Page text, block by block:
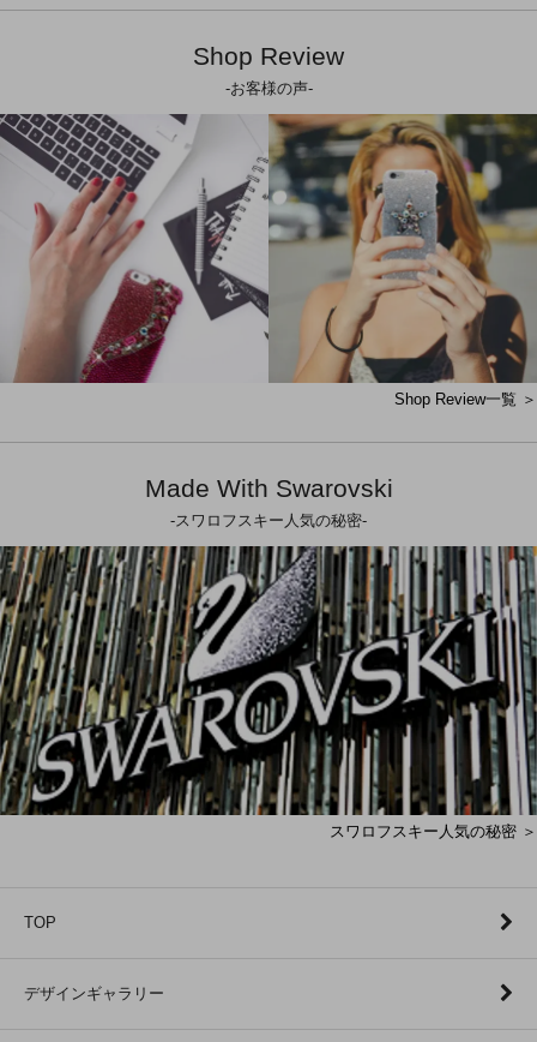
Shop Review
-お客様の声-
Shop Review一覧 ＞
Made With Swarovski
-スワロフスキー人気の秘密-
スワロフスキー人気の秘密 ＞
TOP
デザインギャラリー